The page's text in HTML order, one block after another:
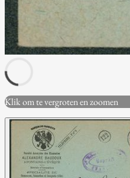
Klik om te vergroten en zoomen